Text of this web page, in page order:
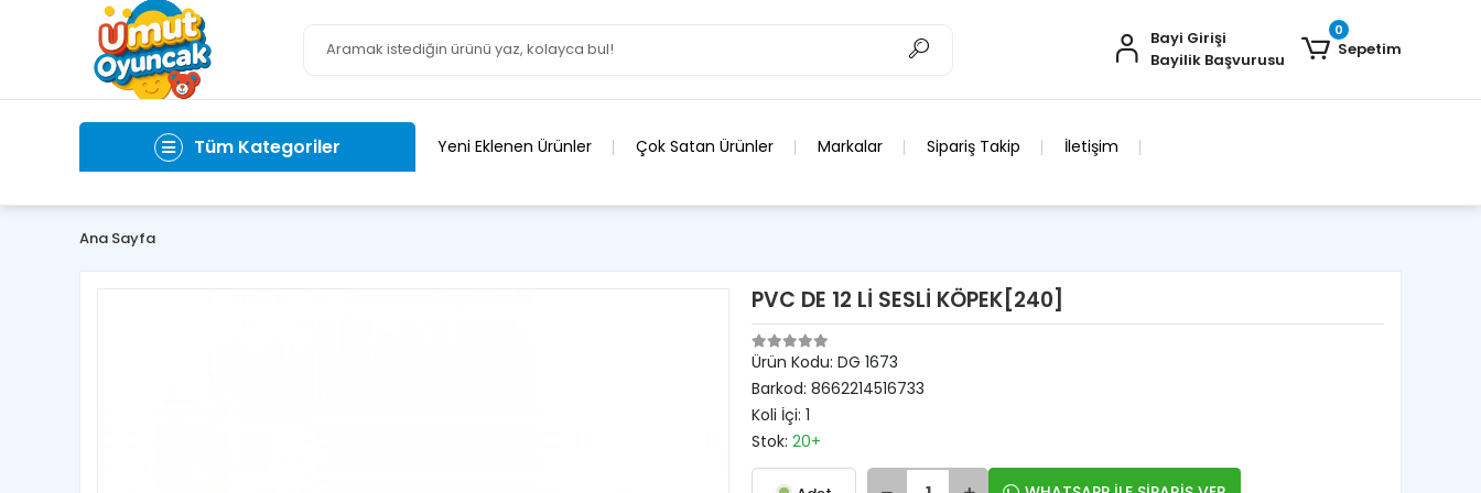
Bayi Girişi
Bayilik Başvurusu
0
Sepetim
Tüm Kategoriler Yeni Eklenen Ürünler Çok Satan Ürünler Markalar Sipariş Takip İletişim
Ana Sayfa
PVC DE 12 Lİ SESLİ KÖPEK[240]
Ürün Kodu: DG 1673
Barkod: 8662214516733
Koli İçi: 1
Stok: 20+